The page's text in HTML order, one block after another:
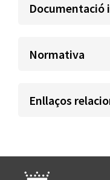
Normativa
Enllaços